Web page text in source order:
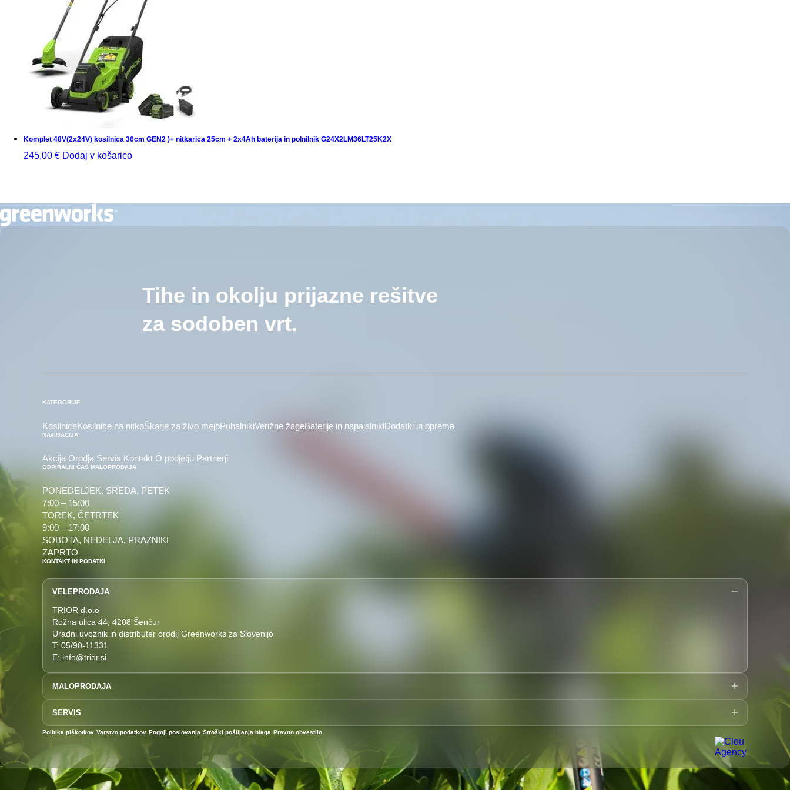
Komplet 48V(2x24V) kosilnica 36cm GEN2 )+ nitkarica 25cm + 2x4Ah baterija in polnilnik G24X2LM36LT25K2X
245,00 € Dodaj v košarico
Tihe in okolju prijazne rešitve
za sodoben vrt.
KATEGORIJE
KosilniceKosilnice na nitkoŠkarje za živo mejoPuhalnikiVerižne žageBaterije in napajalnikiDodatki in oprema
NAVIGACIJA
Akcija Orodja Servis Kontakt O podjetju Partnerji
ODPIRALNI ČAS MALOPRODAJA
PONEDELJEK, SREDA, PETEK
7:00 – 15:00
TOREK, ČETRTEK
9:00 – 17:00
SOBOTA, NEDELJA, PRAZNIKI
ZAPRTO
KONTAKT IN PODATKI
VELEPRODAJA
TRIOR d.o.o
Rožna ulica 44, 4208 Šenčur
Uradni uvoznik in distributer orodij Greenworks za Slovenijo
T: 05/90-11331
E: info@trior.si
MALOPRODAJA
E: prodaja@akucenter.eu
Akucenter Uroš Perčič s.p.
4208 Šenčur
SERVIS
T: 04 292 7727
Politika piškotkov Varstvo podatkov Pogoji poslovanja Stroški pošiljanja blaga Pravno obvestilo